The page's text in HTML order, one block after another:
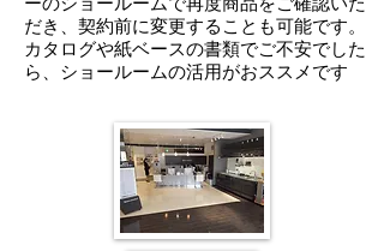
だき、契約前に変更することも可能です。
カタログや紙ベースの書類でご不安でした
ら、ショールームの活用がおススメです